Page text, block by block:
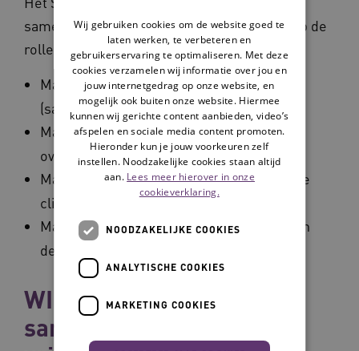
samenwerking in te richten. Het sluit aan op de
rollen van de mantelzorger:
Mantelzorger alspartnerin zorg
(samenwerken).
Mantelzorger alshulpvragerbij
overbelasting (ondersteunen).
Mantelzorger alspersoonlijke relatie
van de
cliënt (faciliteren).
Mantelzorger alsexpert, die alles weet van
de cliënt (afstemmen).
WIFA-model voor
samenwerken met
Wij gebruiken cookies om de website goed te
laten werken, te verbeteren en
gebruikerservaring te optimaliseren. Met deze
cookies verzamelen wij informatie over jou en
jouw internetgedrag op onze website, en
mogelijk ook buiten onze website. Hiermee
kunnen wij gerichte content aanbieden, video’s
afspelen en sociale media content promoten.
Hieronder kun je jouw voorkeuren zelf
instellen. Noodzakelijke cookies staan altijd
aan. Lees meer hierover in onze
cookieverklaring.
NOODZAKELIJKE COOKIES
ANALYTISCHE COOKIES
MARKETING COOKIES